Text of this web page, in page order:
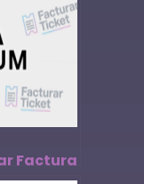
Factura